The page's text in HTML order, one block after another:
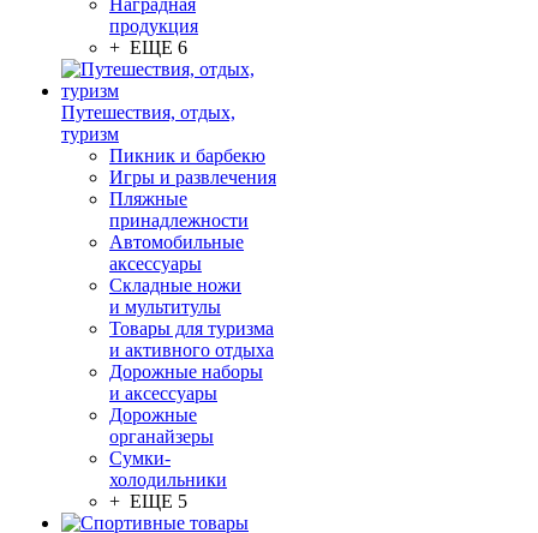
Наградная
продукция
+ ЕЩЕ 6
Путешествия, отдых,
туризм
Пикник и барбекю
Игры и развлечения
Пляжные
принадлежности
Автомобильные
аксессуары
Складные ножи
и мультитулы
Товары для туризма
и активного отдыха
Дорожные наборы
и аксессуары
Дорожные
органайзеры
Сумки-
холодильники
+ ЕЩЕ 5